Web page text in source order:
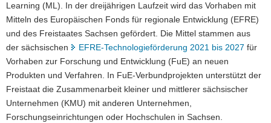
Learning (ML). In der dreijährigen Laufzeit wird das Vorhaben mit
Mitteln des Europäischen Fonds für regionale Entwicklung (EFRE)
und des Freistaates Sachsen gefördert. Die Mittel stammen aus
der sächsischen
EFRE-Technologieförderung 2021 bis 2027 für
Vorhaben zur Forschung und Entwicklung (FuE) an neuen
Produkten und Verfahren. In FuE-Verbundprojekten unterstützt der
Freistaat die Zusammenarbeit kleiner und mittlerer sächsischer
Unternehmen (KMU) mit anderen Unternehmen,
Forschungseinrichtungen oder Hochschulen in Sachsen.